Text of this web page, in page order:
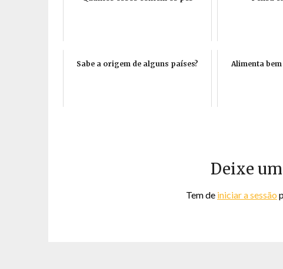
Sabe a origem de alguns países? Alimenta
Deixe
Tem de iniciar a sessão